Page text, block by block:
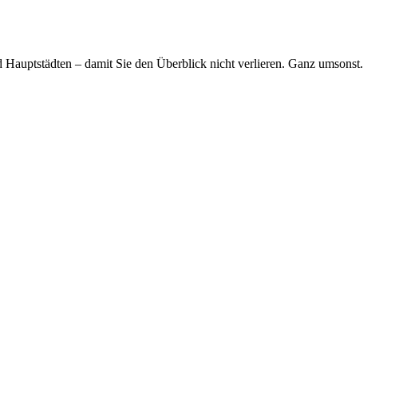
– damit Sie den Überblick nicht verlieren. Ganz umsonst.